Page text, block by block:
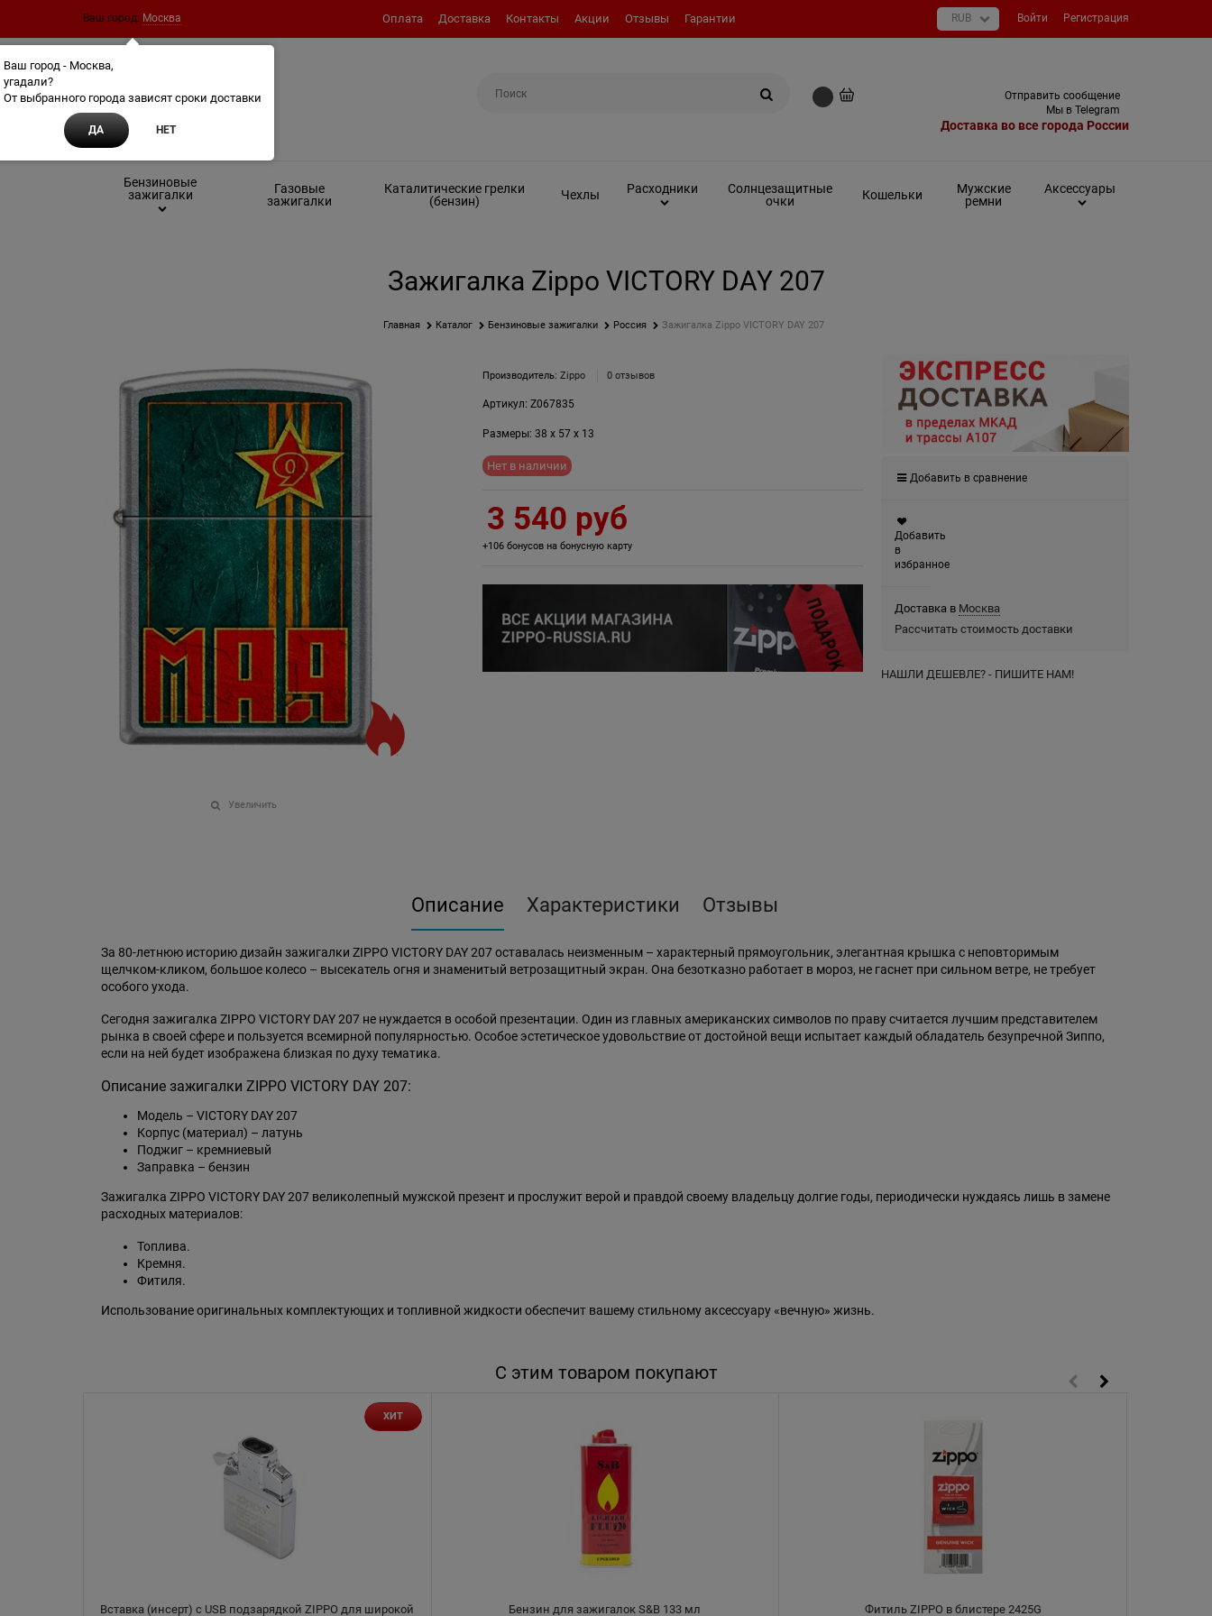
Ваш город: Москва Оплата Доставка Контакты Акции Отзывы Гарантии Войти Регистрация
Отправить сообщение
Мы в Telegram
Доставка во все города России
Бензиновые
зажигалки
Газовые
зажигалки
Каталитические грелки
(бензин)
Чехлы Расходники
Солнцезащитные
очки
Кошельки
Мужские
ремни
Аксессуары
Зажигалка Zippo VICTORY DAY 207
Главная Каталог Бензиновые зажигалки Россия Зажигалка Zippo VICTORY DAY 207
Увеличить
Производитель: Zippo 0 отзывов
Артикул: Z067835
Размеры: 38 x 57x 13
Нет в наличии
3 540 руб
+106 бонусов на бонусную карту
Добавить в сравнение
Добавить
в
избранное
Доставка в Москва
Рассчитать стоимость доставки
НАШЛИ ДЕШЕВЛЕ? - ПИШИТЕ НАМ!
Описание Характеристики Отзывы
За 80-летнюю историю дизайн зажигалки ZIPPO VICTORY DAY 207 оставалась неизменным – характерный прямоугольник, элегантная крышка с неповторимым
щелчком-кликом, большое колесо – высекатель огня и знаменитый ветрозащитный экран. Она безотказно работает в мороз, не гаснет при сильном ветре, не требует
особого ухода.
Сегодня зажигалка ZIPPO VICTORY DAY 207 не нуждается в особой презентации. Один из главных американских символов по праву считается лучшим представителем
рынка в своей сфере и пользуется всемирной популярностью. Особое эстетическое удовольствие от достойной вещи испытает каждый обладатель безупречной Зиппо,
если на ней будет изображена близкая по духу тематика.
Описание зажигалки ZIPPO VICTORY DAY 207:
Модель – VICTORY DAY 207
Корпус (материал) – латунь
Поджиг – кремниевый
Заправка – бензин
Зажигалка ZIPPO VICTORY DAY 207 великолепный мужской презент и прослужит верой и правдой своему владельцу долгие годы, периодически нуждаясь лишь в замене
расходных материалов:
Топлива.
Кремня.
Фитиля.
Использование оригинальных комплектующих и топливной жидкости обеспечит вашему стильному аксессуару «вечную» жизнь.
С этим товаром покупают
Вставка (инсерт) с USB подзарядкой ZIPPO для широкой
ХИТ
Бензин для зажигалок S&B 133 мл Фитиль ZIPPO в блистере 2425G
Ваш город - Москва,
угадали?
От выбранного города зависят сроки доставки
ДА НЕТ